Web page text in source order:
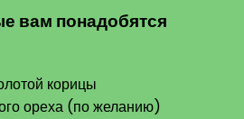
вам понадобятся
корицы
ореха (по желанию)